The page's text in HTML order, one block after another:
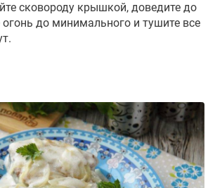
сковороду крышкой, доведите до
огонь до минимального и тушите все